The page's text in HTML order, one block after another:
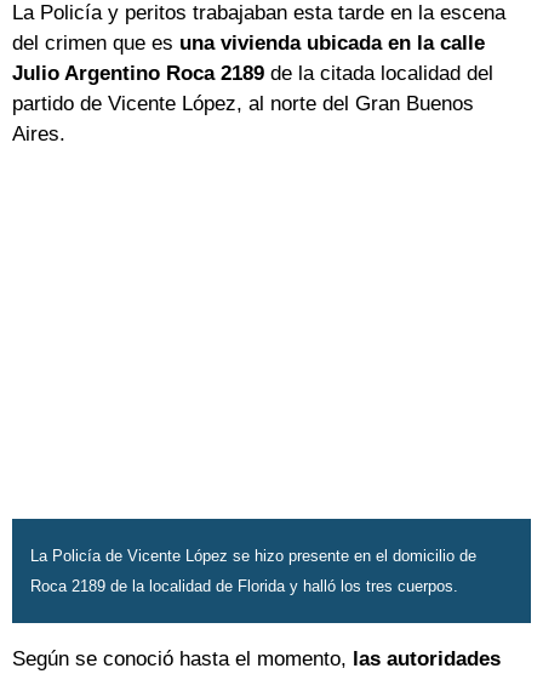
La Policía y peritos trabajaban esta tarde en la escena
del crimen que es una vivienda ubicada en la calle
Julio Argentino Roca 2189 de la citada localidad del
partido de Vicente López, al norte del Gran Buenos
Aires.
La Policía de Vicente López se hizo presente en el domicilio de
Roca 2189 de la localidad de Florida y halló los tres cuerpos.
Según se conoció hasta el momento, las autoridades